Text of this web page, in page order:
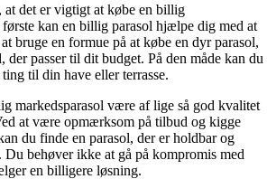
at det er vigtigt at købe en billig
første kan en billig parasol hjælpe dig med at
bruge en formue på at købe en dyr parasol,
passer til dit budget. På den måde kan du
til din have eller terrasse.
markedsparasol være af lige så god kvalitet
at være opmærksom på tilbud og kigge
du finde en parasol, der er holdbar og
behøver ikke at gå på kompromis med
en billigere løsning.